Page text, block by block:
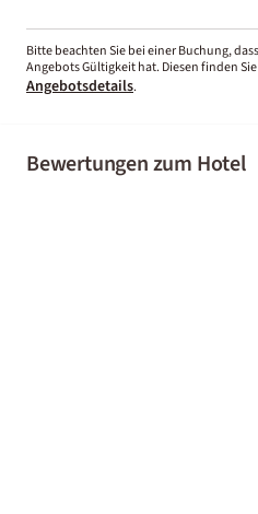
Bitte beachten Sie bei einer Buchung,
Angebots Gültigkeit hat. Diesen finden
Angebotsdetails.
Bewertungen zum Hotel